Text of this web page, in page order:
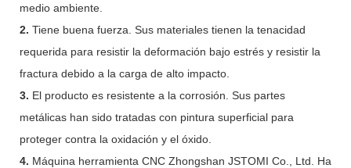
medio ambiente.
2. Tiene buena fuerza. Sus materiales tienen la tenacidad
requerida para resistir la deformación bajo estrés y resistir la
fractura debido a la carga de alto impacto.
3. El producto es resistente a la corrosión. Sus partes
metálicas han sido tratadas con pintura superficial para
proteger contra la oxidación y el óxido.
4. Máquina herramienta CNC Zhongshan JSTOMI Co., Ltd. Ha